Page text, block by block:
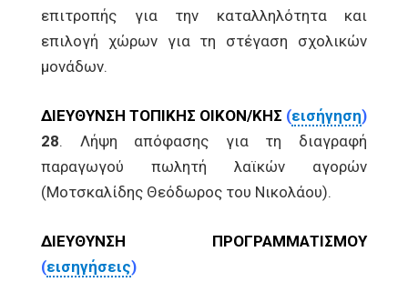
επιτροπής για την καταλληλότητα και
επιλογή χώρων για τη στέγαση σχολικών
μονάδων.
ΔΙΕΥΘΥΝΣΗ ΤΟΠΙΚΗΣ ΟΙΚΟΝ/ΚΗΣ (εισήγηση)
28. Λήψη απόφασης για τη διαγραφή
παραγωγού πωλητή λαϊκών αγορών
(Μοτσκαλίδης Θεόδωρος του Νικολάου).
ΔΙΕΥΘΥΝΣΗ ΠΡΟΓΡΑΜΜΑΤΙΣΜΟΥ
(εισηγήσεις)